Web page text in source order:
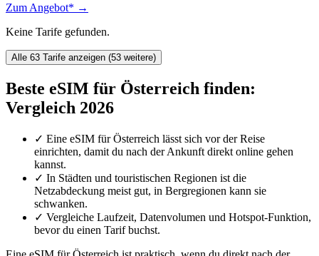
Zum Angebot* →
Keine Tarife gefunden.
Alle 63 Tarife anzeigen (53 weitere)
Beste eSIM für Österreich finden:
Vergleich 2026
✓ Eine eSIM für Österreich lässt sich vor der Reise
einrichten, damit du nach der Ankunft direkt online gehen
kannst.
✓ In Städten und touristischen Regionen ist die
Netzabdeckung meist gut, in Bergregionen kann sie
schwanken.
✓ Vergleiche Laufzeit, Datenvolumen und Hotspot-Funktion,
bevor du einen Tarif buchst.